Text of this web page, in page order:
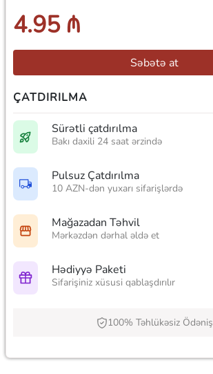
4.95 ₼
Səbətə at
ÇATDIRILMA
Sürətli çatdırılma
Bakı daxili 24 saat ərzində
Pulsuz Çatdırılma
10 AZN-dən yuxarı sifarişlərdə
Mağazadan Təhvil
Mərkəzdən dərhal əldə et
Hədiyyə Paketi
Sifarişiniz xüsusi qablaşdırılır
100% Təhlükəsiz Ödəniş